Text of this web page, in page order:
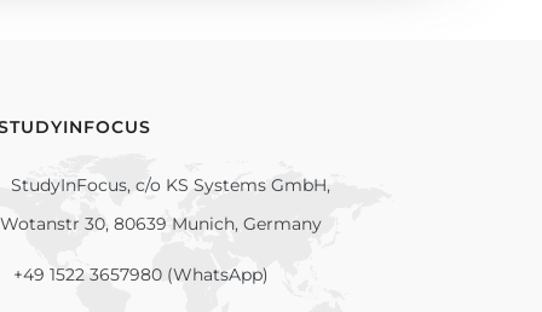
StudyInFocus, c/o KS Systems GmbH,
Wotanstr 30, 80639 Munich, Germany
+49 1522 3657980 (WhatsApp)